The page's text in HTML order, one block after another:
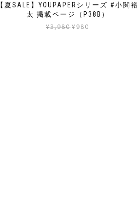
【夏SALE】YOUPAPERシリーズ #小関裕
太 掲載ページ（P38B）
¥3,980元
¥980